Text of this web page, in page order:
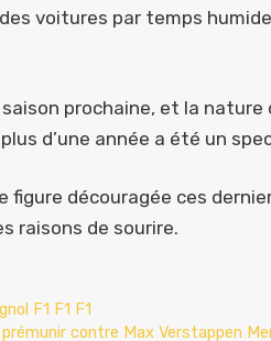
voitures par temps
prochaine, et la
d’une année a été un
découragée ces
raisons de sourire.
F1 F1 F1
contre Max Verstappen